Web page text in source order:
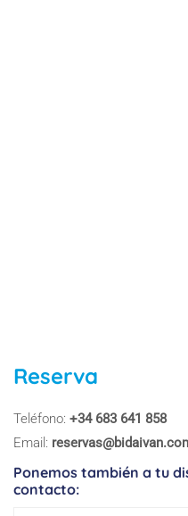
Reserva
Teléfono: +34 683 641 858
Email:
Ponemos también a tu
contacto: